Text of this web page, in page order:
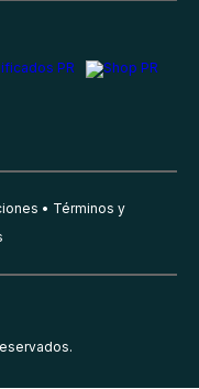
Términos y